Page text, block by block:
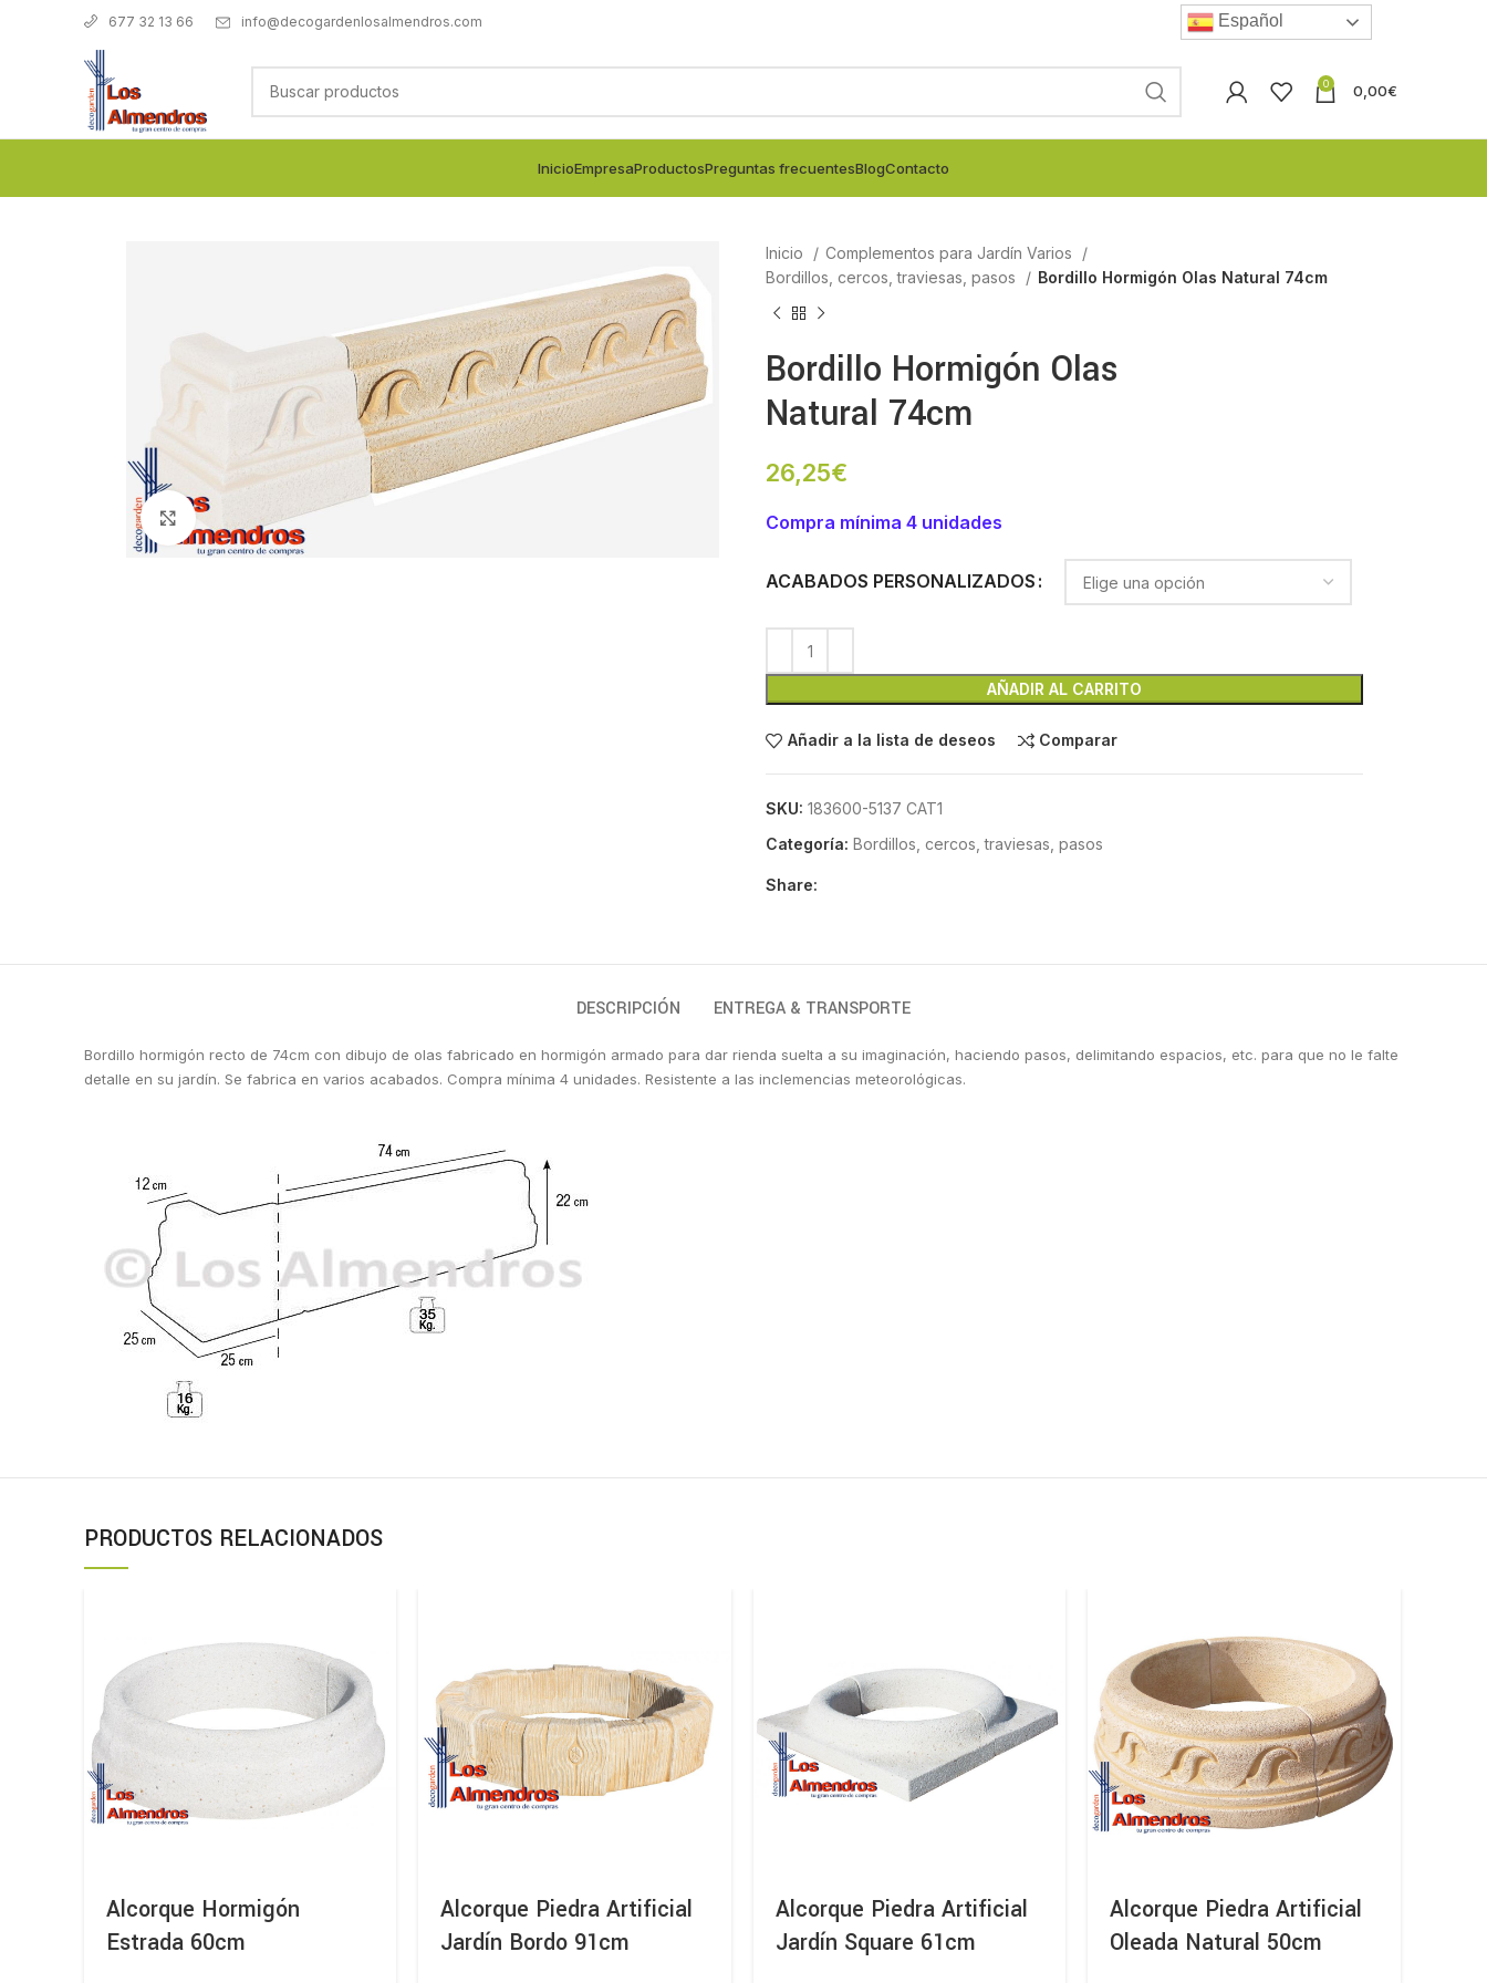
677 32 13 66 info@decogardenlosalmendros.com Español
0 0,00€
InicioEmpresaProductosPreguntas frecuentesBlogContacto
Clic para ampliar
Inicio
Complementos para Jardín Varios
Bordillos, cercos, traviesas, pasos
Bordillo Hormigón Olas Natural 74cm
Bordillo Hormigón Olas
Natural 74cm
26,25€
Compra mínima 4 unidades
ACABADOS PERSONALIZADOS
AÑADIR AL CARRITO
Añadir a la lista de deseos Comparar
SKU: 183600-5137 CAT1
Categoría: Bordillos, cercos, traviesas, pasos
Share:
DESCRIPCIÓN ENTREGA & TRANSPORTE
Bordillo hormigón recto de 74cm con dibujo de olas fabricado en hormigón armado para dar rienda suelta a su imaginación, haciendo pasos, delimitando espacios, etc. para que no le falte
detalle en su jardín. Se fabrica en varios acabados. Compra mínima 4 unidades. Resistente a las inclemencias meteorológicas.
PRODUCTOS RELACIONADOS
Alcorque Hormigón
Estrada 60cm
Alcorque Piedra Artificial
Jardín Bordo 91cm
Alcorque Piedra Artificial
Jardín Square 61cm
Alcorque Piedra Artificial
Oleada Natural 50cm